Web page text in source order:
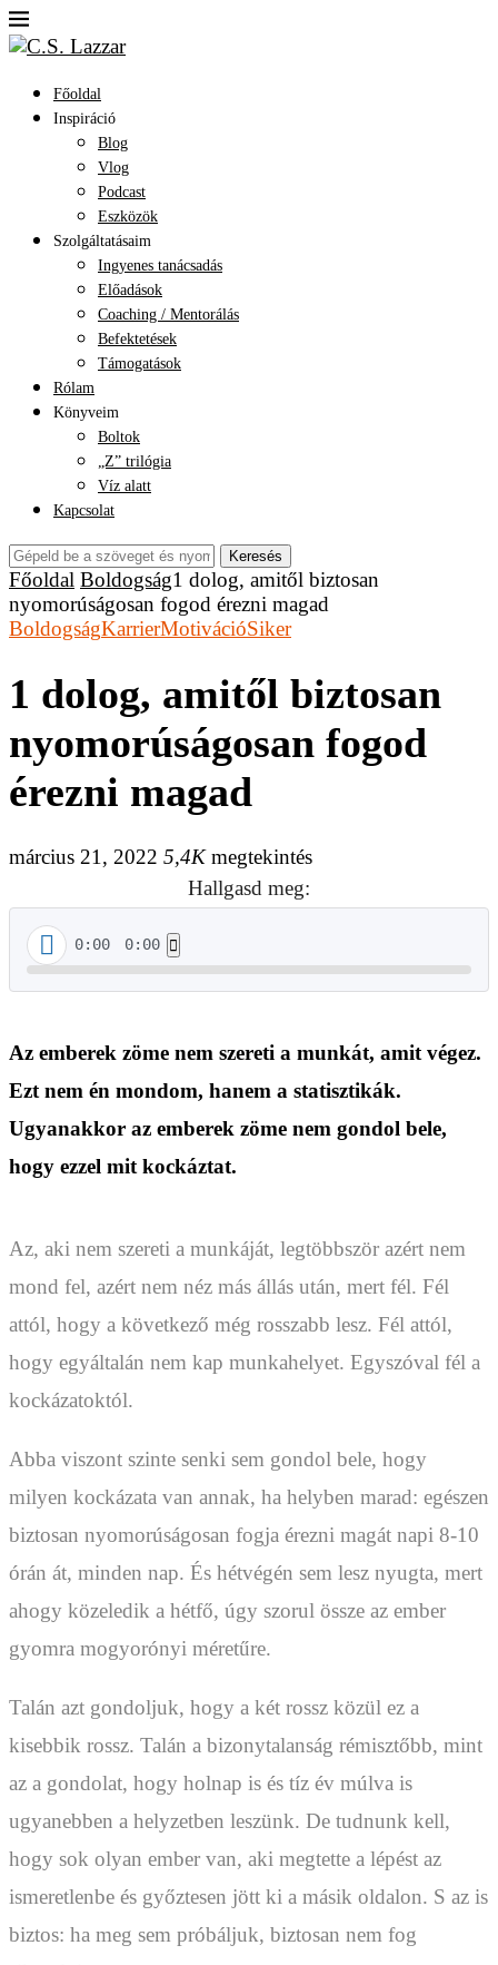
Főoldal
Inspiráció
Blog
Vlog
Podcast
Eszközök
Szolgáltatásaim
Ingyenes tanácsadás
Előadások
Coaching / Mentorálás
Befektetések
Támogatások
Rólam
Könyveim
Boltok
„Z” trilógia
Víz alatt
Kapcsolat
Keresés
Főoldal Boldogság1 dolog, amitől biztosan
nyomorúságosan fogod érezni magad
BoldogságKarrierMotivációSiker
1 dolog, amitől biztosan
nyomorúságosan fogod
érezni magad
március 21, 2022 5,4Kmegtekintés
Hallgasd meg:
0:00 0:00
Az emberek zöme nem szereti a munkát, amit végez.
Ezt nem én mondom, hanem a statisztikák.
Ugyanakkor az emberek zöme nem gondol bele,
hogy ezzel mit kockáztat.
Az, aki nem szereti a munkáját, legtöbbször azért nem
mond fel, azért nem néz más állás után, mert fél. Fél
attól, hogy a következő még rosszabb lesz. Fél attól,
hogy egyáltalán nem kap munkahelyet. Egyszóval fél a
kockázatoktól.
Abba viszont szinte senki sem gondol bele, hogy
milyen kockázata van annak, ha helyben marad: egészen
biztosan nyomorúságosan fogja érezni magát napi 8-10
órán át, minden nap. És hétvégén sem lesz nyugta, mert
ahogy közeledik a hétfő, úgy szorul össze az ember
gyomra mogyorónyi méretűre.
Talán azt gondoljuk, hogy a két rossz közül ez a
kisebbik rossz. Talán a bizonytalanság rémisztőbb, mint
az a gondolat, hogy holnap is és tíz év múlva is
ugyanebben a helyzetben leszünk. De tudnunk kell,
hogy sok olyan ember van, aki megtette a lépést az
ismeretlenbe és győztesen jött ki a másik oldalon. S az is
biztos: ha meg sem próbáljuk, biztosan nem fog